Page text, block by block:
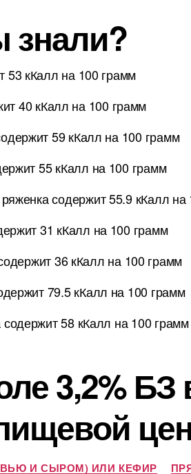
знали?
53 кКалл на 100 грамм
40 кКалл на 100 грамм
59 кКалл на 100 грамм
55 кКалл на 100 грамм
содержит 55.9 кКалл на
31 кКалл на 100 грамм
36 кКалл на 100 грамм
79.5 кКалл на 100 грамм
58 кКалл на 100 грамм
3,2%
И СЫРОМ) ИЛИ КЕФИР